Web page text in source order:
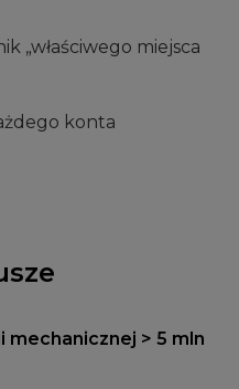
„właściwego miejsca
konta
mechanicznej > 5 mln